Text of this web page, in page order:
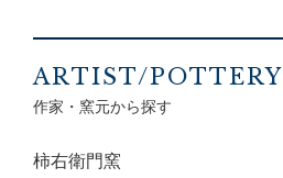
ARTIST/POTTERY
作家・窯元から探す
柿右衛門窯